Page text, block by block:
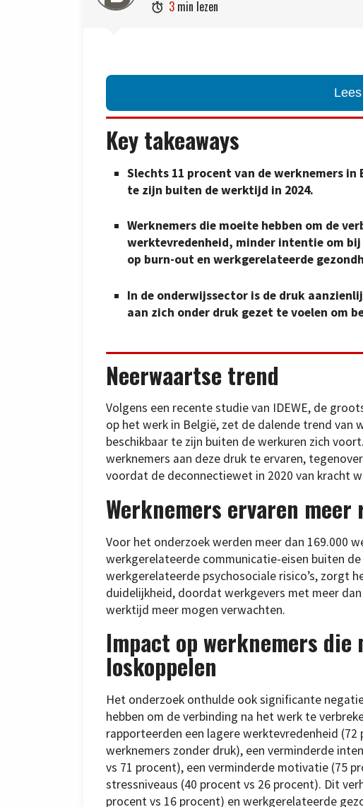
 3 min lezen
Key takeaways
Slechts 11 procent van de werknemers
te zijn buiten de werktijd in 2024.
Werknemers die moeite hebben om de
werktevredenheid, minder intentie om
op burn-out en werkgerelateerde
In de onderwijssector is de druk
aan zich onder druk gezet te voelen om
Neerwaartse trend
Volgens een recente studie van IDEWE, de
op het werk in België, zet de dalende trend van
beschikbaar te zijn buiten de werkuren zich
werknemers aan deze druk te ervaren,
voordat de deconnectiewet in 2020 van kracht
Werknemers ervaren
Voor het onderzoek werden meer dan 169.000
werkgerelateerde communicatie-eisen buiten
werkgerelateerde psychosociale risico’s, zorgt
duidelijkheid, doordat werkgevers met meer
werktijd meer mogen verwachten.
Impact op werknemers
loskoppelen
Het onderzoek onthulde ook significante
hebben om de verbinding na het werk te
rapporteerden een lagere werktevredenheid
werknemers zonder druk), een verminderde
vs 71 procent), een verminderde motivatie (75
stressniveaus (40 procent vs 26 procent). Dit
procent vs 16 procent) en werkgerelateerde